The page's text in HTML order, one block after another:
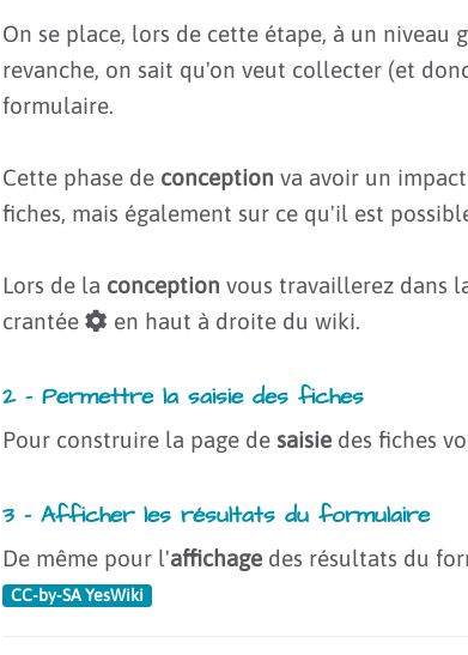
On se place, lors de cette étape, à un niveau
revanche, on sait qu'on veut collecter (et
formulaire.
Cette phase de conception va avoir un
fiches, mais également sur ce qu'il est
Lors de la conception vous travaillerez dans
crantée
en haut à droite du wiki.
2 – Permettre la saisie des fiches
Pour construire la page de saisie des fiches
3 – Afficher les résultats du formulaire
De même pour l'affichage des résultats du
CC-by-SA YesWiki